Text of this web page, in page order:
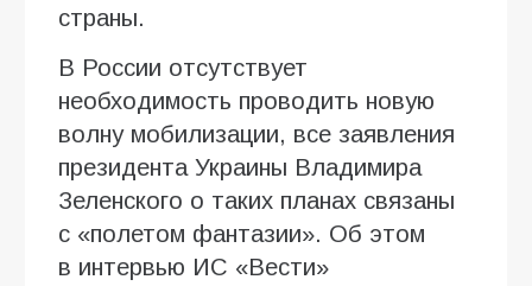
страны.
В России отсутствует
необходимость проводить новую
волну мобилизации, все заявления
президента Украины Владимира
Зеленского о таких планах связаны
с «полетом фантазии». Об этом
в интервью ИC «Вести»